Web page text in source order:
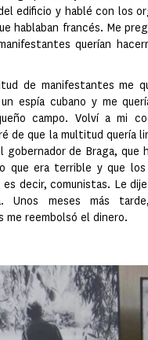
edificio y hablé con los
hablaban francés. Me
querían
de manifestantes me
espía cubano y me
campo. Volví a mi
de que la multitud quería
de Braga, que
que era terrible y que los
decir, comunistas. Le
Unos meses más
me reembolsó el dinero.